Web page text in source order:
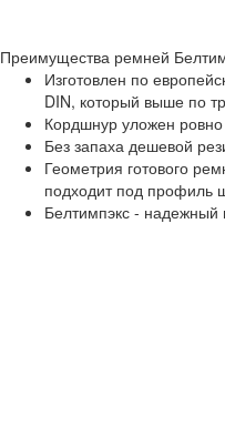
Преимущества ремней
Изготовлен по
DIN, который выше по
Кордшнур уложен ровно
Без запаха дешевой
Геометрия готового
подходит под профиль
Белтимпэкс - надежный